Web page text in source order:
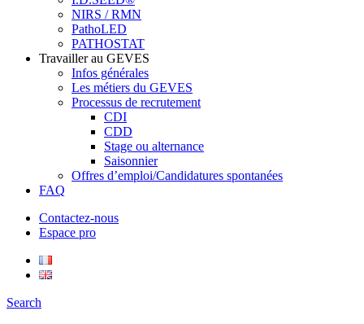
NIRS / RMN
PathoLED
PATHOSTAT
Travailler au GEVES
Infos générales
Les métiers du GEVES
Processus de recrutement
CDI
CDD
Stage ou alternance
Saisonnier
Offres d’emploi/Candidatures spontanées
FAQ
Contactez-nous
Espace pro
Search